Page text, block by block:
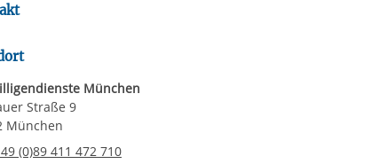
München
Straße 9
München
(0)89 411 472 710